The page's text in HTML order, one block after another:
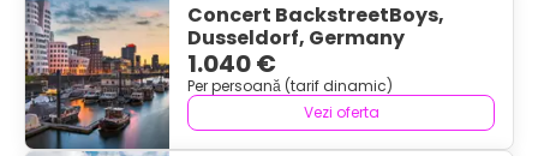
Concert BackstreetBoys,
Dusseldorf, Germany
1.040 €
Per persoană (tarif dinamic)
Vezi oferta